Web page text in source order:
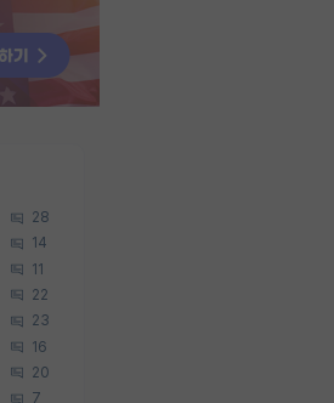
28
14
11
22
23
16
20
7